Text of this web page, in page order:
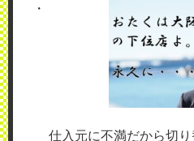
仕入元に不満だから切